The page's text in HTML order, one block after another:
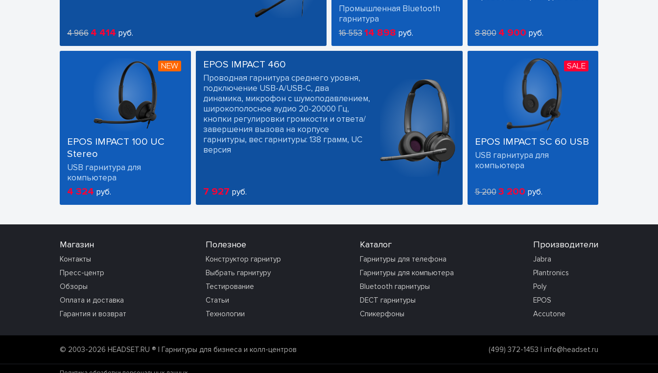
4 966 4 414 руб.
EPOS IMPACT 460
Проводная гарнитура среднего уровня,
подключение USB-A/USB-C, два
динамика, микрофон с шумоподавлением,
широкополосное аудио 20-20000 Гц,
кнопки регулировки громкости и ответа/
завершения вызова на корпусе
гарнитуры, вес гарнитуры: 138 грамм, UC
версия
7 927 руб.
Промышленная Bluetooth
гарнитура
16 55314 898 руб. 8 800 4 900 руб.
NEW
EPOS IMPACT 100 UC
Stereo
USB гарнитура для
компьютера
4 324 руб.
SALE
EPOS IMPACT SC 60 USB
USB гарнитура для
компьютера
5 200 3 200 руб.
Магазин
Контакты
Пресс-центр
Обзоры
Оплата и доставка
Гарантия и возврат
Полезное
Конструктор гарнитур
Выбрать гарнитуру
Тестирование
Статьи
Технологии
Каталог
Гарнитуры для телефона
Гарнитуры для компьютера
Bluetooth гарнитуры
DECT гарнитуры
Спикерфоны
Производители
Jabra
Plantronics
Poly
EPOS
Accutone
© 2003-2026 HEADSET.RU ® | Гарнитуры для бизнеса и колл-центров (499) 372-1453 | info@headset.ru